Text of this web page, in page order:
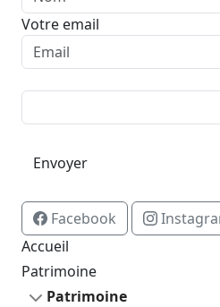
Votre email
Envoyer
Facebook
Button
Accueil
Patrimoine
Patrimoine